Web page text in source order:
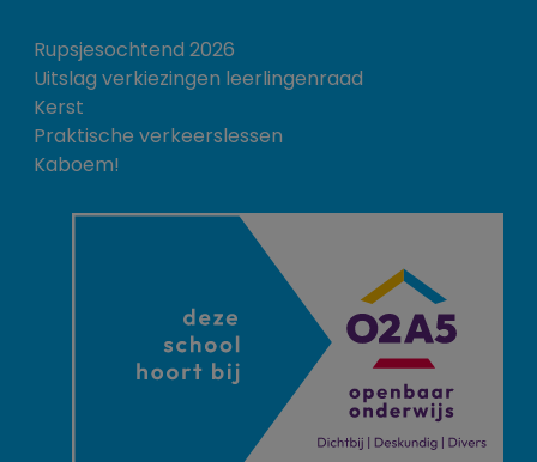
Rupsjesochtend 2026
Uitslag verkiezingen leerlingenraad
Kerst
Praktische verkeerslessen
Kaboem!